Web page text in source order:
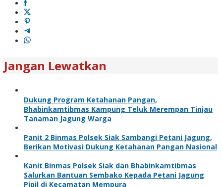
Jangan Lewatkan
Dukung Program Ketahanan Pangan,
Bhabinkamtibmas Kampung Teluk Merempan Tinjau
Tanaman Jagung Warga
Panit 2 Binmas Polsek Siak Sambangi Petani Jagung,
Berikan Motivasi Dukung Ketahanan Pangan Nasional
Kanit Binmas Polsek Siak dan Bhabinkamtibmas
Salurkan Bantuan Sembako Kepada Petani Jagung
Pipil di Kecamatan Mempura